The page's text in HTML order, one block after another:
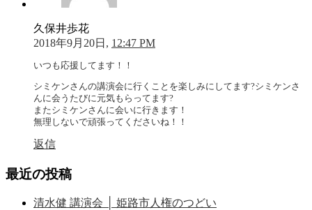
久保井歩花
2018年9月20日, 12:47 PM
いつも応援してます！！
シミケンさんの講演会に行くことを楽しみにしてます?シミケンさ
んに会うたびに元気もらってます?
またシミケンさんに会いに行きます！
無理しないで頑張ってくださいね！！
返信
最近の投稿
清水健 講演会 │ 姫路市人権のつどい